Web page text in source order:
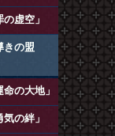
虚空」
きの盟
の大地」
の絆」